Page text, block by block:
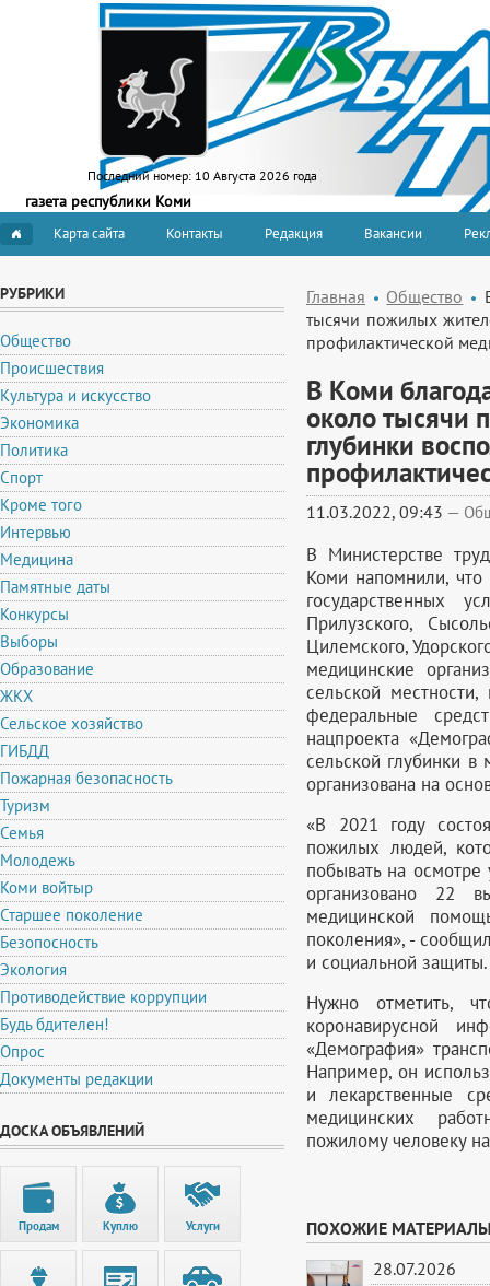
Последний номер: 10 Августа 2026 года
газета республики Коми
Карта сайта Контакты Редакция Вакансии
РУБРИКИ
Общество
Происшествия
Культура и искусство
Экономика
Политика
Спорт
Кроме того
Интервью
Медицина
Памятные даты
Конкурсы
Выборы
Образование
ЖКХ
Сельское хозяйство
ГИБДД
Пожарная безопасность
Туризм
Семья
Молодежь
Коми войтыр
Старшее поколение
Безопосность
Экология
Противодействие коррупции
Будь бдителен!
Опрос
Документы редакции
ДОСКА ОБЪЯВЛЕНИЙ
Продам Куплю Услуги
Главная Общество
тысячи пожилых
профилактической
В Коми
около тысячи
глубинки
11.03.2022, 09:43 —
В Министерстве
Коми напомнили,
государственных
Прилузского,
Цилемского,
медицинские
сельской
федеральные
нацпроекта
сельской глубинки в
организована на
«В 2021 году
пожилых людей,
побывать на
организовано 22
медицинской
поколения», -
и социальной защиты.
Нужно отметить,
коронавирусной
«Демография»
Например, он
и лекарственные
медицинских
пожилому человеку
ПОХОЖИЕ
28.07.2026